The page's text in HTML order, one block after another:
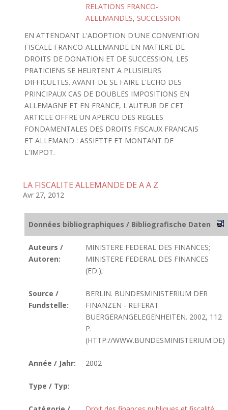
RELATIONS FRANCO-
ALLEMANDES, SUCCESSION
EN ATTENDANT L'ADOPTION D'UNE CONVENTION
FISCALE FRANCO-ALLEMANDE EN MATIERE DE
DROITS DE DONATION ET DE SUCCESSION, LES
PRATICIENS SE HEURTENT A PLUSIEURS
DIFFICULTES. AVANT DE SE FAIRE L'ECHO DES
PRINCIPAUX CAS DE DOUBLES IMPOSITIONS EN
ALLEMAGNE ET EN FRANCE, L'AUTEUR DE CET
ARTICLE OFFRE UN APERCU DES REGLES
FONDAMENTALES DES DROITS FISCAUX FRANCAIS
ET ALLEMAND : ASSIETTE ET MONTANT DE
L'IMPOT.
LA FISCALITE ALLEMANDE DE A A Z
Avr 27, 2012
Données bibliographiques / Bibliografische Daten
Auteurs /
Autoren:
MINISTERE FEDERAL DES FINANCES;
MINISTERE FEDERAL DES FINANCES
(ED.);
Source /
Fundstelle:
BERLIN. BUNDESMINISTERIUM DER
FINANZEN - REFERAT
BUERGERANGELEGENHEITEN. 2002, 112
P.
(HTTP://WWW.BUNDESMINISTERIUM.DE)
Année / Jahr: 2002
Type / Typ: